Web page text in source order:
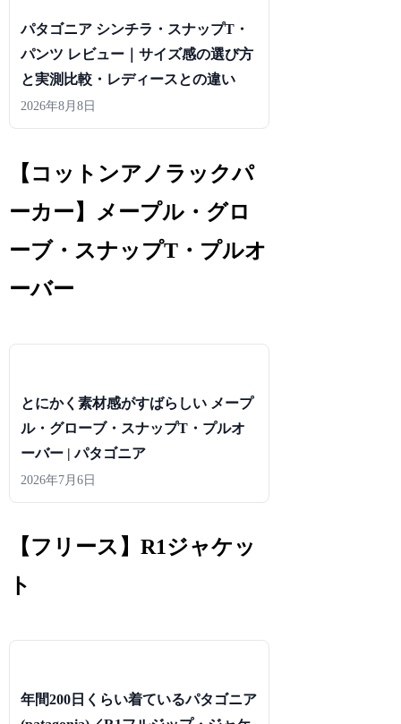
パタゴニア シンチラ・スナップT・
パンツ レビュー｜サイズ感の選び方
と実測比較・レディースとの違い
2026年8月8日
【コットンアノラックパ
ーカー】メープル・グロ
ーブ・スナップT・プルオ
ーバー
とにかく素材感がすばらしい メープ
ル・グローブ・スナップT・プルオ
ーバー | パタゴニア
2026年7月6日
【フリース】R1ジャケッ
ト
年間200日くらい着ているパタゴニア